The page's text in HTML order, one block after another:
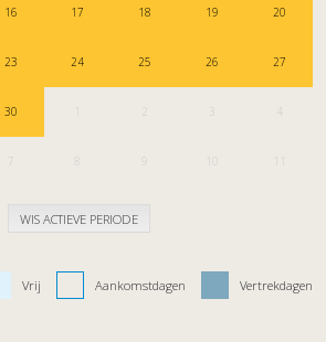
16 17 18 19 20
23 24 25 26 27
30 2 4
7
WIS ACTIEVE PERIODE
Vrij Aankomstdagen Vertrekdagen